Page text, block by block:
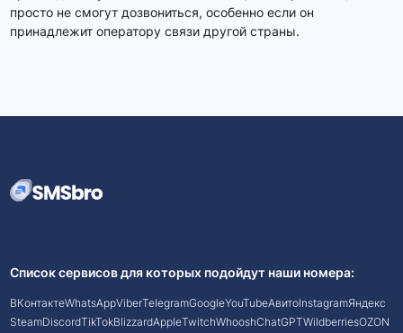
просто не смогут дозвониться, особенно если он
принадлежит оператору связи другой страны.
Список сервисов для которых подойдут наши номера:
ВКонтактеWhatsAppViberTelegramGoogleYouTubeАвитоInstagramЯндекс
SteamDiscordTikTokBlizzardAppleTwitchWhooshChatGPTWildberriesOZON